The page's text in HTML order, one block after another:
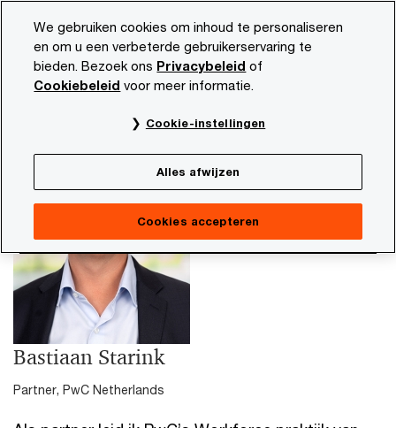
content
footer
PwC NL Bastiaan Starink
Bastiaan Starink
Partner, PwC Netherlands
We gebruiken cookies om inhoud te personaliseren
en om u een verbeterde gebruikerservaring te
bieden. Bezoek ons Privacybeleid of
Cookiebeleid voor meer informatie.
Cookie-instellingen
Alles afwijzen
Cookies accepteren